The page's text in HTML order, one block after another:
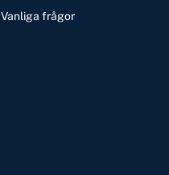
Vanliga frågor